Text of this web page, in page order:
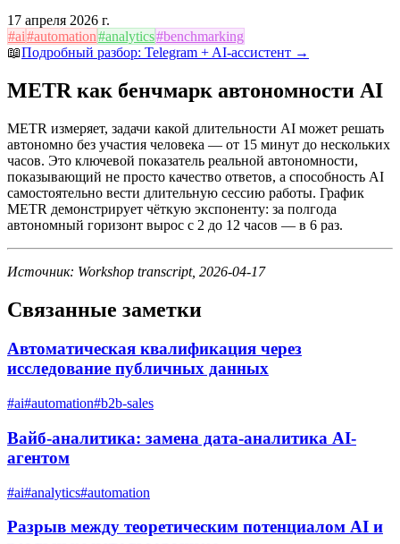
17 апреля 2026 г.
#ai#automation#analytics#benchmarking
📖Подробный разбор: Telegram + AI-ассистент →
METR как бенчмарк автономности AI
METR измеряет, задачи какой длительности AI может решать
автономно без участия человека — от 15 минут до нескольких
часов. Это ключевой показатель реальной автономности,
показывающий не просто качество ответов, а способность AI
самостоятельно вести длительную сессию работы. График
METR демонстрирует чёткую экспоненту: за полгода
автономный горизонт вырос с 2 до 12 часов — в 6 раз.
Источник: Workshop transcript, 2026-04-17
Связанные заметки
Автоматическая квалификация через
исследование публичных данных
#ai#automation#b2b-sales
Вайб-аналитика: замена дата-аналитика AI-
агентом
#ai#analytics#automation
Разрыв между теоретическим потенциалом AI и